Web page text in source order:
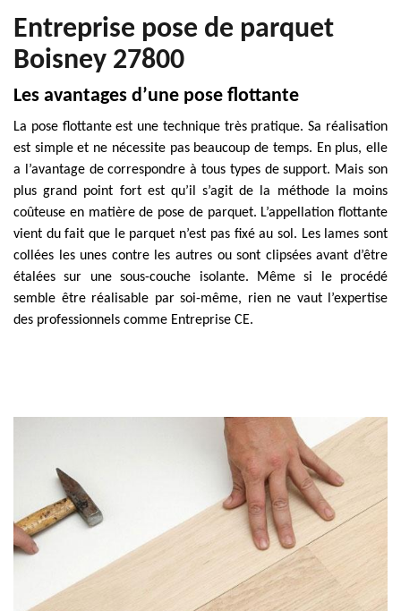
Entreprise pose de parquet
Boisney 27800
Les avantages d’une pose flottante
La pose flottante est une technique très pratique. Sa réalisation
est simple et ne nécessite pas beaucoup de temps. En plus, elle
a l’avantage de correspondre à tous types de support. Mais son
plus grand point fort est qu’il s’agit de la méthode la moins
coûteuse en matière de pose de parquet. L’appellation flottante
vient du fait que le parquet n’est pas fixé au sol. Les lames sont
collées les unes contre les autres ou sont clipsées avant d’être
étalées sur une sous-couche isolante. Même si le procédé
semble être réalisable par soi-même, rien ne vaut l’expertise
des professionnels comme Entreprise CE.